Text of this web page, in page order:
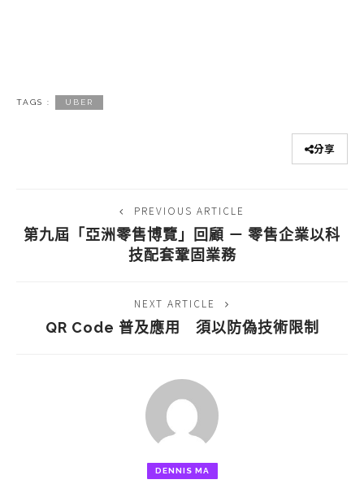
TAGS : UBER
分享
PREVIOUS ARTICLE
第九屆「亞洲零售博覽」回顧 － 零售企業以科
技配套鞏固業務
NEXT ARTICLE
QR Code 普及應用 須以防偽技術限制
DENNIS MA